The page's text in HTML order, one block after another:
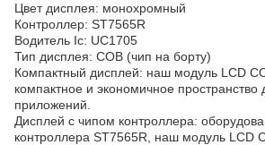
Цвет дисплея: монохромный
Контроллер: ST7565R
Водитель Ic: UC1705
Тип дисплея: COB (чип на борту)
Компактный дисплей: наш модуль LCD
компактное и экономичное пространство
приложений.
Дисплей с чипом контроллера:
контроллера ST7565R, наш модуль LCD